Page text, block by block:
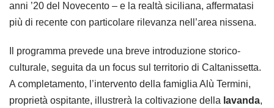
anni ’20 del Novecento – e la realtà siciliana, affermatasi
più di recente con particolare rilevanza nell’area nissena.
Il programma prevede una breve introduzione storico-
culturale, seguita da un focus sul territorio di Caltanissetta.
A completamento, l’intervento della famiglia Alù Termini,
proprietà ospitante, illustrerà la coltivazione della lavanda,